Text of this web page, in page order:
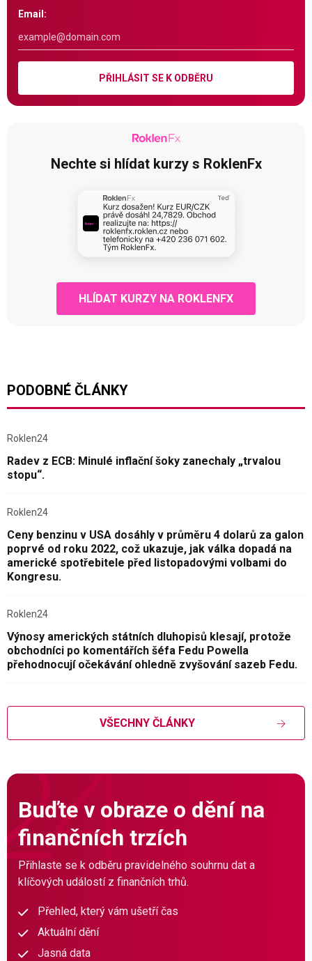
Email:
PŘIHLÁSIT SE K ODBĚRU
Nechte si hlídat kurzy s RoklenFx
HLÍDAT KURZY NA ROKLENFX
PODOBNÉ ČLÁNKY
Roklen24
Radev z ECB: Minulé inflační šoky zanechaly „trvalou
stopu“.
Roklen24
Ceny benzinu v USA dosáhly v průměru 4 dolarů za galon
poprvé od roku 2022, což ukazuje, jak válka dopadá na
americké spotřebitele před listopadovými volbami do
Kongresu.
Roklen24
Výnosy amerických státních dluhopisů klesají, protože
obchodníci po komentářích šéfa Fedu Powella
přehodnocují očekávání ohledně zvyšování sazeb Fedu.
VŠECHNY ČLÁNKY
Buďte v obraze o dění na
finančních trzích
Přihlaste se k odběru pravidelného souhrnu dat a
klíčových událostí z finančních trhů.
Přehled, který vám ušetří čas
Aktuální dění
Jasná data